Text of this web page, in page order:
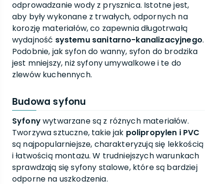
odprowadzanie wody z prysznica. Istotne jest,
aby były wykonane z trwałych, odpornych na
korozję materiałów, co zapewnia długotrwałą
wydajność systemu sanitarno-kanalizacyjnego.
Podobnie, jak syfon do wanny, syfon do brodzika
jest mniejszy, niż syfony umywalkowe i te do
zlewów kuchennych.
Budowa syfonu
Syfonywytwarzane są z różnych materiałów.
Tworzywa sztuczne, takie jak polipropylen i PVC
są najpopularniejsze, charakteryzują się lekkością
i łatwością montażu. W trudniejszych warunkach
sprawdzają się syfony stalowe, które są bardziej
odporne na uszkodzenia.